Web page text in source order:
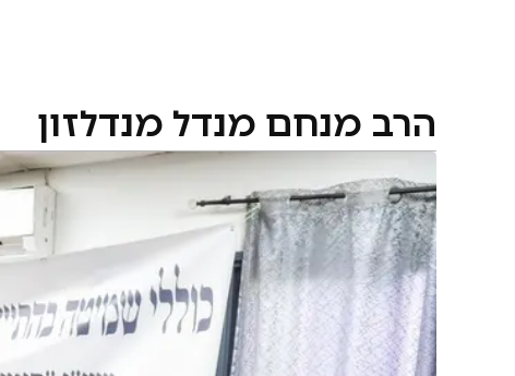
הרב מנחם מנדל מנדלזון